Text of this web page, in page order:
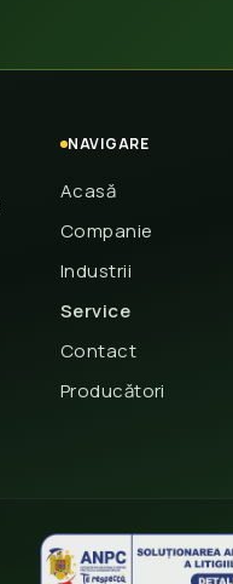
NAVIGARE
Acasă
Companie
Industrii
Service
Contact
Producători